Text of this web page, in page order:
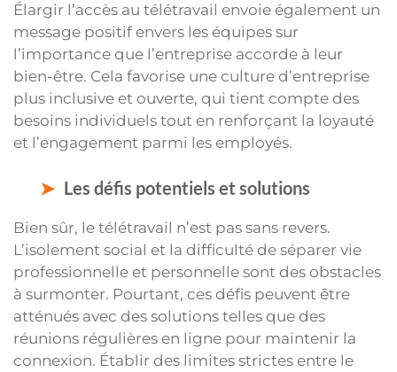
Élargir l’accès au télétravail envoie également un
message positif envers les équipes sur
l’importance que l’entreprise accorde à leur
bien-être. Cela favorise une culture d’entreprise
plus inclusive et ouverte, qui tient compte des
besoins individuels tout en renforçant la loyauté
et l’engagement parmi les employés.
Les défis potentiels et solutions
Bien sûr, le télétravail n’est pas sans revers.
L’isolement social et la difficulté de séparer vie
professionnelle et personnelle sont des obstacles
à surmonter. Pourtant, ces défis peuvent être
atténués avec des solutions telles que des
réunions régulières en ligne pour maintenir la
connexion. Établir des limites strictes entre le